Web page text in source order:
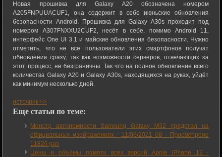
Новая прошивка для Galaxy A20 обозначена номером
A205FNPUUACUF1, она содержит в себе июньские обновления
безопасности Android. Прошивка для Galaxy A30s проходит под
номером A307FNXXU2CUF2, несёт в себе, помимо Android 11,
интерфейс One UI 3.1 и майские обновления безопасности. Нужно
отметить, что не все пользователи этих смартфонов получат
обновления сразу, так как возможности серверов, отвечающих за
этот процесс, не безграничны. Так что на полное обновление всего
количества Galaxy A20 и Galaxy A30s, находящихся на руках, уйдёт
как минимум несколько дней.
источник >>
Еще статьи по теме:
Монстр автономности Samsung Galaxy M32 предстал на
официальных изображениях - 11/06/2021 08 - Просмотрено
11826 раз
Цены и объёмы памяти всех версий Apple iPhone 13 -